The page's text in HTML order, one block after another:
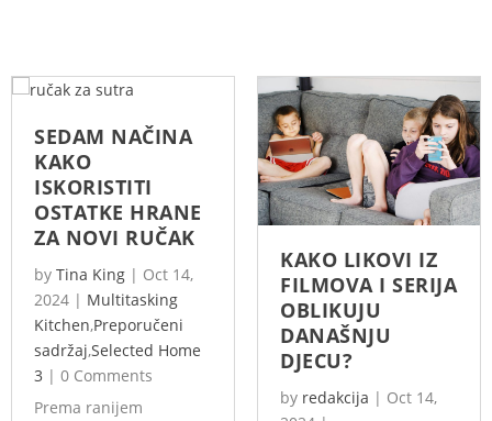
SEDAM NAČINA
KAKO
ISKORISTITI
OSTATKE HRANE
ZA NOVI RUČAK
by Tina King | Oct 14,
2024 | Multitasking
Kitchen,Preporučeni
sadržaj,Selected Home
3 | 0 Comments
Prema ranijem
KAKO LIKOVI IZ
FILMOVA I SERIJA
OBLIKUJU
DANAŠNJU
DJECU?
by redakcija | Oct 14,